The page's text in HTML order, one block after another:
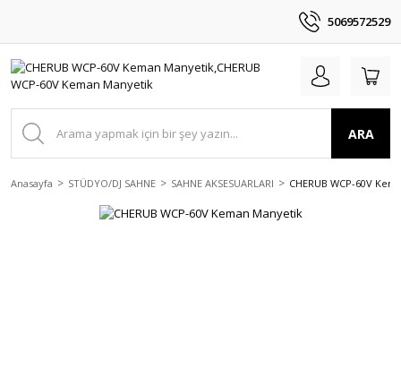
5069572529
ARA
Anasayfa STÜDYO/DJ SAHNE SAHNE AKSESUARLARI CHERUB WCP-60V